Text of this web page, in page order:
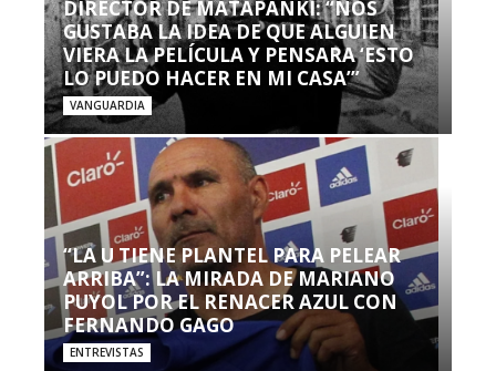
DIRECTOR DE MATAPANKI: “NOS
GUSTABA LA IDEA DE QUE ALGUIEN
VIERA LA PELÍCULA Y PENSARA ‘ESTO
LO PUEDO HACER EN MI CASA’”
VANGUARDIA
“LA U TIENE PLANTEL PARA PELEAR
ARRIBA”: LA MIRADA DE MARIANO
PUYOL POR EL RENACER AZUL CON
FERNANDO GAGO
ENTREVISTAS